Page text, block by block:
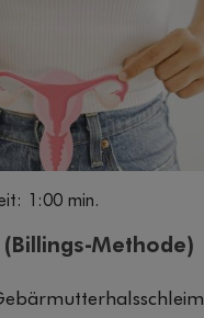
1:00 min.
Methode)